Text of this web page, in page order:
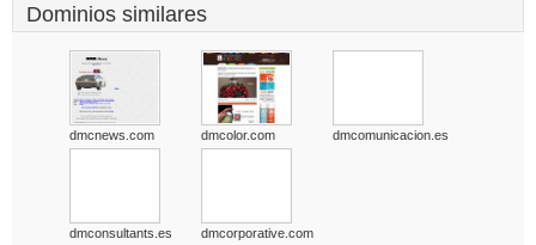
Dominios similares
dmcnews.com dmcolor.com dmcomunicacion.es
dmconsultants.es dmcorporative.com